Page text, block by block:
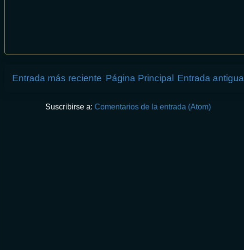
Entrada más reciente Entrada antigua
Página Principal
Suscribirse a: Comentarios de la entrada (Atom)